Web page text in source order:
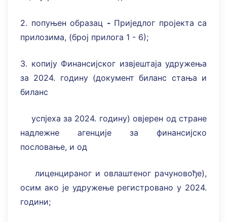
2. попуњен образац - Приједлог пројекта са
прилозима, (број прилога 1 - 6);
3. копију Финансијског извјештаја удружења
за 2024. годину (документ биланс стања и
биланс
успјеха за 2024. годину) овјерен од стране
надлежне агенције за финансијско
пословање, и од
лиценцираног и овлаштеног рачуновође),
осим ако је удружење регистровано у 2024.
години;